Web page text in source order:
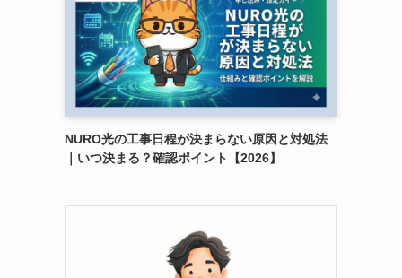
NURO光の工事日程が決まらない原因と対処法
｜いつ決まる？確認ポイント【2026】